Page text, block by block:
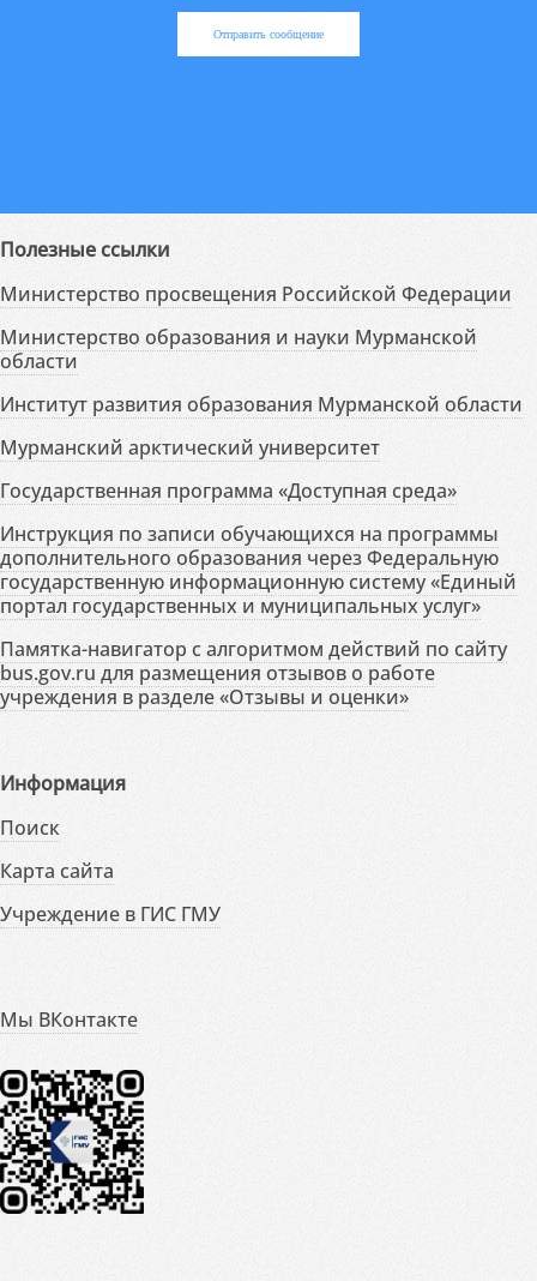
Отправить сообщение
Полезные ссылки
Министерство просвещения Российской Федерации
Министерство образования и науки Мурманской
области
Институт развития образования Мурманской области
Мурманский арктический университет
Государственная программа «Доступная среда»
Инструкция по записи обучающихся на программы
дополнительного образования через Федеральную
государственную информационную систему «Единый
портал государственных и муниципальных услуг»
Памятка-навигатор с алгоритмом действий по сайту
bus.gov.ru для размещения отзывов о работе
учреждения в разделе «Отзывы и оценки»
Информация
Поиск
Карта сайта
Учреждение в ГИС ГМУ
Мы ВКонтакте